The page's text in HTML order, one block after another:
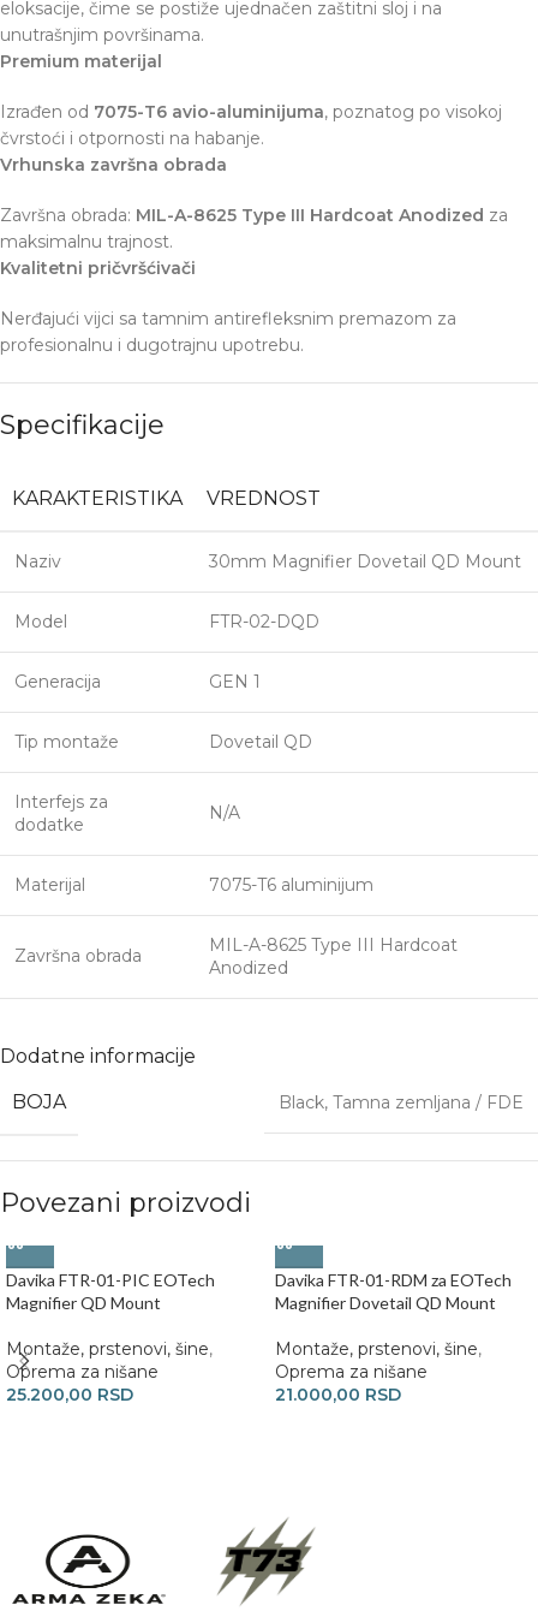
eloksacije, čime se postiže ujednačen zaštitni sloj i na
unutrašnjim površinama.
Premium materijal
Izrađen od 7075-T6 avio-aluminijuma, poznatog po visokoj
čvrstoći i otpornosti na habanje.
Vrhunska završna obrada
Završna obrada: MIL-A-8625 Type III Hardcoat Anodized za
maksimalnu trajnost.
Kvalitetni pričvršćivači
Nerđajući vijci sa tamnim antirefleksnim premazom za
profesionalnu i dugotrajnu upotrebu.
Specifikacije
KARAKTERISTIKA VREDNOST
Naziv 30mm Magnifier Dovetail QD Mount
Model FTR-02-DQD
Generacija GEN 1
Tip montaže Dovetail QD
Interfejs za
dodatke
N/A
Materijal 7075-T6 aluminijum
Završna obrada
MIL-A-8625 Type III Hardcoat
Anodized
Dodatne informacije
BOJA
Black, Tamna zemljana / FDE
Povezani proizvodi
Davika FTR-01-PIC EOTech
Magnifier QD Mount
Montaže, prstenovi, šine,
Oprema za nišane
25.200,00 RSD
Davika FTR-01-RDM za EOTech
Magnifier Dovetail QD Mount
Montaže, prstenovi, šine,
Oprema za nišane
21.000,00 RSD